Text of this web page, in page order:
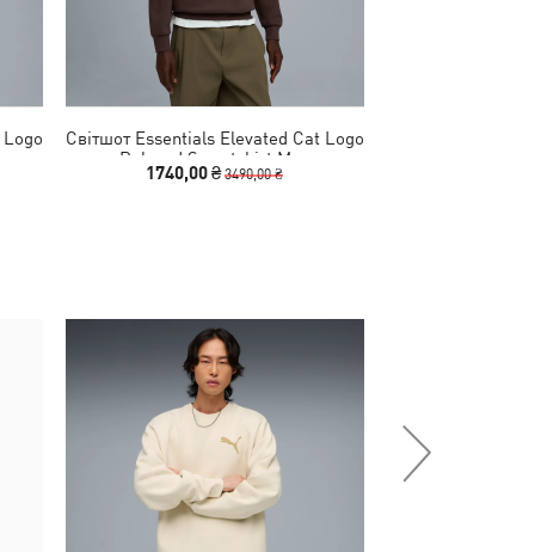
Світшот Essentials Elevated Cat Logo
Relaxed Sweatshirt Men
1740,00 ₴3490,00 ₴